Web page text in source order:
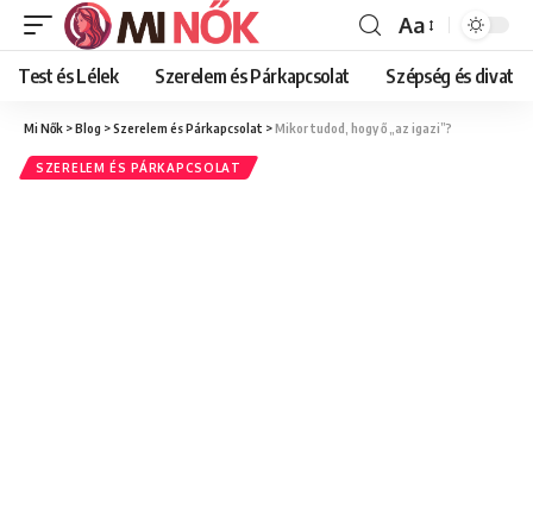
Font
Resizer
Aa
Test és Lélek Szerelem és Párkapcsolat Szépség és divat
Mi Nők >Blog >Szerelem és Párkapcsolat >Mikor tudod, hogy ő „az igazi”?
SZERELEM ÉS PÁRKAPCSOLAT